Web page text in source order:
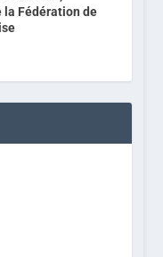
la Fédération de